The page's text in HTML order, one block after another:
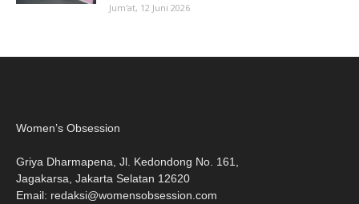
Jum'at, 12 Juni 2026
Women’s Obsession
Griya Dharmapena, Jl. Kedondong No. 161,
Jagakarsa, Jakarta Selatan 12620
Email: redaksi@womensobsession.com